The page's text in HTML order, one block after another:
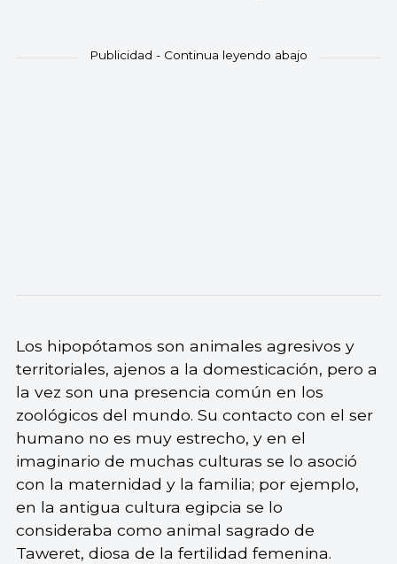
Los hipopótamos son animales agresivos y
territoriales, ajenos a la domesticación, pero a
la vez son una presencia común en los
zoológicos del mundo. Su contacto con el ser
humano no es muy estrecho, y en el
imaginario de muchas culturas se lo asoció
con la maternidad y la familia; por ejemplo,
en la antigua cultura egipcia se lo
consideraba como animal sagrado de
Taweret, diosa de la fertilidad femenina.